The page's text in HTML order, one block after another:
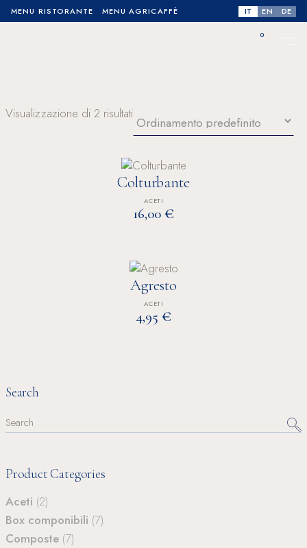
MENU RISTORANTE MENU AGRICAFFÈ IT EN DE
0
Visualizzazione di 2 risultati
Colturbante
ACETI
16,00 €
Agresto
ACETI
4,95 €
Search
Search
for:
Product Categories
Aceti (2)
Box componibili (7)
Composte (7)